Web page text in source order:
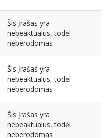
Šis įrašas yra
nebeaktualus, todėl
neberodomas
Šis įrašas yra
nebeaktualus, todėl
neberodomas
Šis įrašas yra
nebeaktualus, todėl
neberodomas